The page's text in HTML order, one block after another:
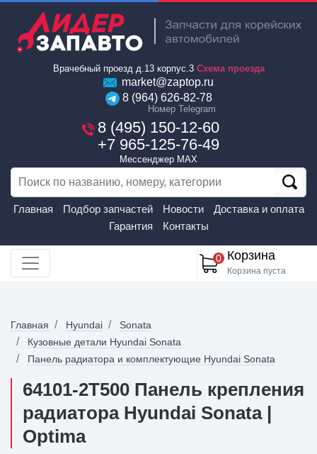
Врачебный проезд д.13 корпус.3 Схема проезда
market@zaptop.ru
8 (964) 626-82-78
Номер Telegram
8 (495) 150-12-60
+7 965-125-76-49
Мессенджер MAX
Главная Подбор запчастей Новости
Доставка и оплата
Гарантия
Контакты
0 Корзина
Корзина пуста
Главная Hyundai
Sonata
Кузовные детали Hyundai Sonata
Панель радиатора и комплектующие Hyundai Sonata
64101-2T500 Панель крепления
радиатора Hyundai Sonata |
Optima